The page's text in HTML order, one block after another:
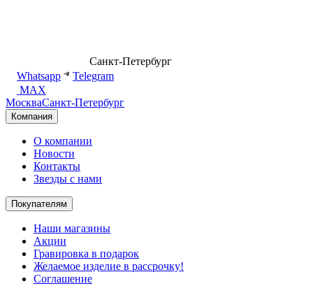
Санкт-Петербург
Whatsapp
Telegram
MAX
МоскваСанкт-Петербург
Компания
О компании
Новости
Контакты
Звезды с нами
Покупателям
Наши магазины
Акции
Гравировка в подарок
Желаемое изделие в рассрочку!
Соглашение